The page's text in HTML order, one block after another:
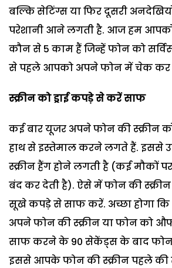
बल्कि सेटिंग्स या फिर दूसरी
परेशानी आने लगती है. आज हम
कौन से 5 काम हैं जिन्हें फोन को
से पहले आपको अपने फोन में चेक कर
स्क्रीन को ड्राई कपड़े से करें साफ
कई बार यूजर अपने फोन की स्क्रीन
हाथ से इस्तेमाल करने लगते हैं. इससे
स्क्रीन हैंग होने लगती है (कई मौकों
बंद कर देती है). ऐसे में फोन की
सूखे कपड़े से साफ करें. अच्छा होगा कि
अपने फोन की स्क्रीन या फोन को
साफ करने के 90 सेकेंड्स के बाद
इससे आपके फोन की स्क्रीन पहले